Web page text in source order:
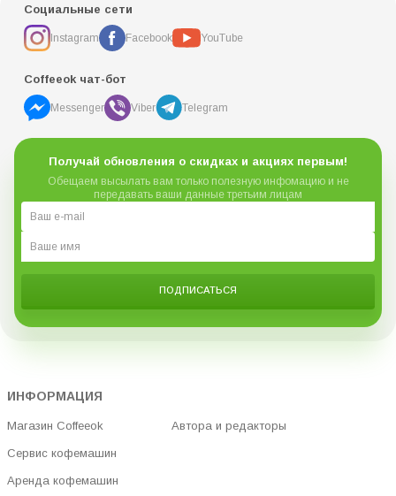
Социальные сети
Instagram Facebook YouTube
Coffeeok чат-бот
Messenger Viber Telegram
Получай обновления о скидках и акциях первым!
Обещаем высылать вам только полезную инфомацию и не
передавать ваши данные третьим лицам
ПОДПИСАТЬСЯ
ИНФОРМАЦИЯ
Магазин Coffeeok
Сервис кофемашин
Аренда кофемашин
Автора и редакторы